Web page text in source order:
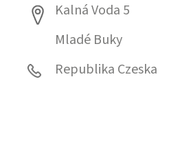
Kalná Voda 5
Mladé Buky
Republika Czeska